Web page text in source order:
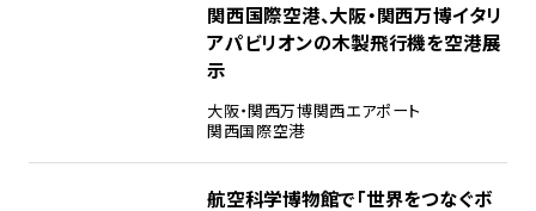
関西国際空港、大阪・関西万博イタリ
アパビリオンの木製飛行機を空港展
示
大阪・関西万博関西エアポート
関西国際空港
航空科学博物館で「世界をつなぐボ